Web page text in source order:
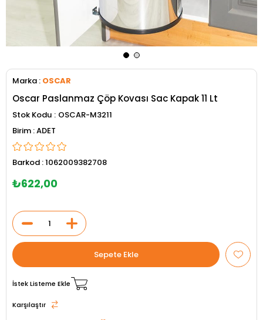
Marka : OSCAR
Oscar Paslanmaz Çöp Kovası Sac Kapak 11 Lt
Stok Kodu
OSCAR-M3211
ADET
Barkod :1062009382708
₺622,00
İstek Listeme Ekle
Karşılaştır